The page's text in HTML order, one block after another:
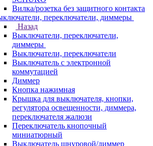
Вилка/розетка без защитного контакта
переключатели, диммеры
Назад
Выключатели, переключатели,
диммеры
Выключатели, переключатели
Выключатель с электронной
коммутацией
Диммер
Кнопка нажимная
Крышка для выключателя, кнопки,
регулятора освещенности, диммера,
переключателя жалюзи
Переключатель кнопочный
миниатюрный
Выключатель шнуровой/диммер